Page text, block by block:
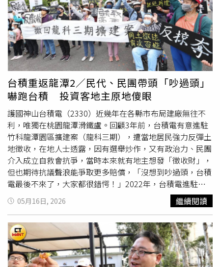
住2房，戶戶邊間3房，吸引64快速道路沿線優質家庭移
居。【豐邑港麗】接待會館：八里區訊塘二路．義民街口。
個案官網：https://reurl.cc/9WYd3j
了相當高比例的大型埤塘公園、學校等公共設施與綠地，形
塑出與過往工業城市截然不同的居住氛圍。周邊連綿的產業
廊帶與日益完善的交通路網，則是支撐草漯房市的最重要後
盾。當地業者指出，草漯位處串聯國二甲線、機場、台66線
快速道路，以及觀音、大園等多個工業園區的主幹道台15線
沿線，並且鄰近台61線西濱快速道路，形成完整的西部科技
產業廊道交通網絡。草漯重劃區周邊擁有完整的交通路網，
未來還有月桃路第三期拓寬工程與規劃中的捷運大園觀音線
等建設利多，房市潛力相當被看好。（圖／昕之丘提供）此
外，區域最關注的月桃路拓寬工程，預計最快2027年即可
全線完工，屆時從草漯前往 航空城與高鐵特區的車程將大幅
縮短至約20分鐘，加上規劃中的捷運大園觀音線，都將大幅
提升草漯串聯高鐵特區、大園與中壢市區的便利性，且只需
以將近青埔特區1/3的價格，就能享有上述的所有的建設與
發展紅利。佳昕建設推出的新案「昕之丘」，則精準卡位草
漯最熱鬧的大觀路前段商圈。大觀路沿線聚集了包括全聯、
麥當勞、寶雅等連鎖品牌，日常採買相當便利，而該案最大
的亮點，在於距離萬坪「水之丘埤塘公園」僅約250公尺，
步行數分鐘即可近享綠意水景，為區域內少數同時兼具生活
與休閒機能的新案。（圖／昕之丘提供）（圖／昕之丘提
供）產品規劃方面，「昕之丘」基地面積約983坪，擁有近
千坪的完整基地，基地內規劃2棟地上14至15層建築，社區
台積重返龍潭2／民代、民團帶頭「吵過頭」
嚇跑台積 投資客地主原地傻眼
護國神山台積電（2330）近幾年在各縣市布局建廠無往不
利，唯獨在桃園龍潭滑鐵盧。回顧3年前，台積電有意進駐
竹科龍潭園區擴建案（龍科三期），遭當地居民強力反彈土
地徵收，在地人士透露，因有選舉炒作，又有政治力、民團
介入成立自救會抗爭，當時本來就有地主想發「徵收財」，
但也期待抗議聲浪能爭取更多賠償，「沒想到吵過頭，台積
電最後不來了，大家都很錯愕！」2022年，台積電進駐龍
科三期的消息曾被視為選舉的政治利多；然而當台積電宣布
不再考慮進駐後，議題隨即演變為藍綠陣營交鋒的政治角
力。（圖／報系資料庫）台積電進駐龍潭的消息最早可追溯
到 2022年11月初，時任行政院長蘇貞昌在視察竹科龍潭園
區時，搶先證實並宣布啟動「龍潭科學園區三期計畫」，當
時即傳出台積電將進駐規劃1.4奈米或更先進製程廠房。然
05月16日, 2026 繼續閱讀